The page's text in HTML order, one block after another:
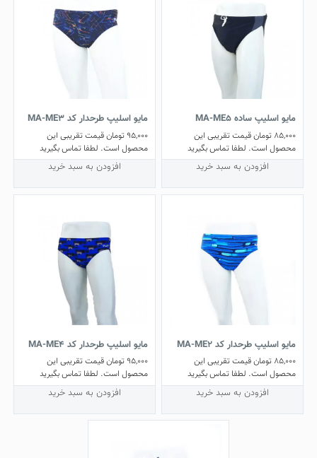
مایو اسلیپ ساده MA-ME5
85,000 تومانقیمت تقریبی این
محصول است. لطفا تماس بگیرید
افزودن به سبد خرید
مایو اسلیپ طرحدار کد MA-ME3
95,000تومانقیمت تقریبی این
محصول است. لطفا تماس بگیرید
افزودن به سبد خرید
مایو اسلیپ طرحدار کد MA-ME2
85,000 تومانقیمت تقریبی این
محصول است. لطفا تماس بگیرید
افزودن به سبد خرید
مایو اسلیپ طرحدار کد MA-ME4
95,000تومانقیمت تقریبی این
محصول است. لطفا تماس بگیرید
افزودن به سبد خرید